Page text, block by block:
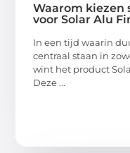
Waarom kiezen
voor Solar Alu
In een tijd waarin
centraal staan in
wint het product
Deze ...